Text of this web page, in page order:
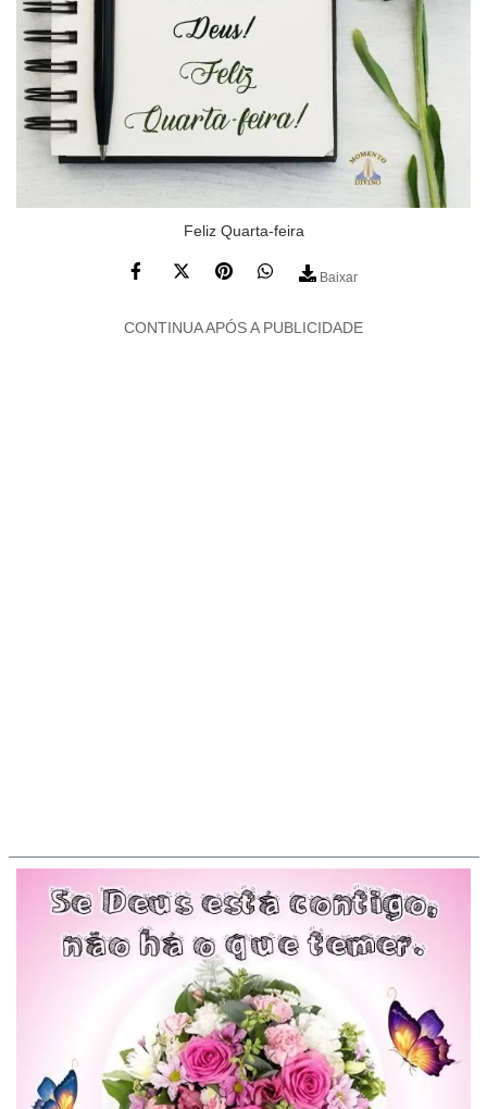
Feliz Quarta-feira
Baixar
CONTINUA APÓS A PUBLICIDADE